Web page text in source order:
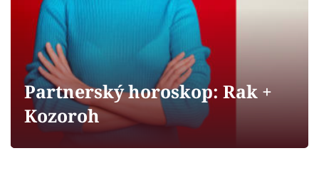
Sledujte prima+
Filmový festival Karlovy Vary
Pořady
Partnerský horoskop: Rak +
Kozoroh